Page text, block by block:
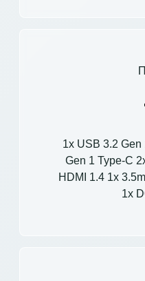
1x USB 3.2 Gen
Gen 1 Type-C
HDMI 1.4 1x
1x